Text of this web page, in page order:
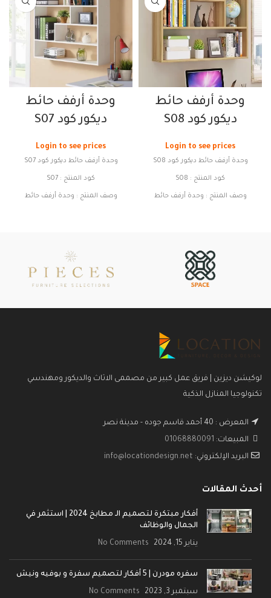
وحدة أرفف حائط
ديكور كود S08
Login to see prices
وحدة أرفف حائط ديكور كود S08
كود المنتج : S08
وصف المنتج : وحدة أرفف حائط
الارتفاع : 60سم
العمق : 15سم
وحدة أرفف حائط
ديكور كود S07
Login to see prices
وحدة أرفف حائط ديكور كود S07
كود المنتج : S07
وصف المنتج : وحدة أرفف حائط
الارتفاع : 60سم
العمق : 15سم
لوكيشن ديزين | فريق عمل كبير من مصممى الاثاث والديكور ومهندسي
تكنولوجيا المنازل الذكية
المعرض : 40 أحمد قاسم جوده - مدينة نصر
المبيعات: 01068880091
البريد الإلكتروني: info@locationdesign.net
أحدث المقالات
أفكار مبتكرة لتصميم الـ مطابخ 2024 | استثمر في
الجمال والوظائف
يناير 15, 2024 No Comments
سفره مودرن | 5 أفكار لتصميم سفرة و بوفيه ونيش
سبتمبر 3, 2023 No Comments